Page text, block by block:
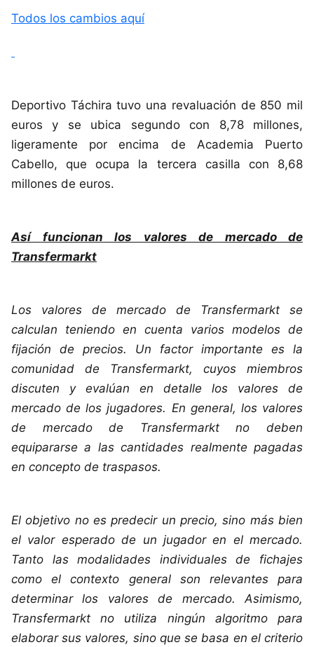
Todos los cambios aquí
Deportivo Táchira tuvo una revaluación de 850 mil
euros y se ubica segundo con 8,78 millones,
ligeramente por encima de Academia Puerto
Cabello, que ocupa la tercera casilla con 8,68
millones de euros.
Así funcionan los valores de mercado de
Transfermarkt
Los valores de mercado de Transfermarkt se
calculan teniendo en cuenta varios modelos de
fijación de precios. Un factor importante es la
comunidad de Transfermarkt, cuyos miembros
discuten y evalúan en detalle los valores de
mercado de los jugadores. En general, los valores
de mercado de Transfermarkt no deben
equipararse a las cantidades realmente pagadas
en concepto de traspasos.
El objetivo no es predecir un precio, sino más bien
el valor esperado de un jugador en el mercado.
Tanto las modalidades individuales de fichajes
como el contexto general son relevantes para
determinar los valores de mercado. Asimismo,
Transfermarkt no utiliza ningún algoritmo para
elaborar sus valores, sino que se basa en el criterio